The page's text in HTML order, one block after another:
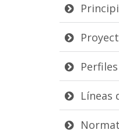
Perfiles
Líneas